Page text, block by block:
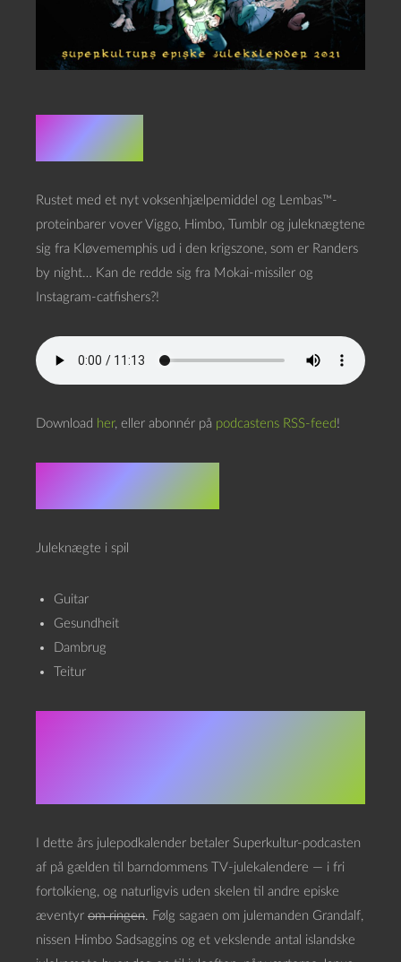
Resumé
Rustet med et nyt voksenhjælpemiddel og Lembas™-
proteinbarer vover Viggo, Himbo, Tumblr og juleknægtene
sig fra Kløvememphis ud i den krigszone, som er Randers
by night… Kan de redde sig fra Mokai-missiler og
Instagram-catfishers?!
Download her, eller abonnér på podcastens RSS-feed!
Doom scroll
Juleknægte i spil
Guitar
Gesundheit
Dambrug
Teitur
I dette års julepodkalender betaler Superkultur-podcasten
af på gælden til barndommens TV-julekalendere — i fri
fortolkieng, og naturligvis uden skelen til andre episke
æventyr om ringen. Følg sagaen om julemanden Grandalf,
nissen Himbo Sadsaggins og et vekslende antal islandske